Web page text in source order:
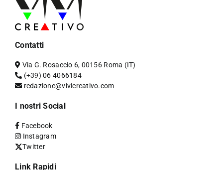
Contatti
Via G. Rosaccio 6, 00156 Roma (IT)
(+39) 06 4066184
redazione@vivicreativo.com
I nostri Social
Facebook
Instagram
Twitter
Link Rapidi